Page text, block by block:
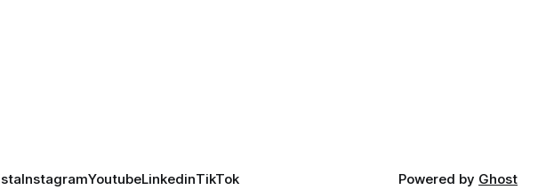
InstagramYoutubeLinkedinTikTok Powered by Ghost